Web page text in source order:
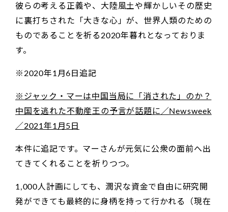
彼らの考える正義や、大陸風土や輝かしいその歴史
に裏打ちされた「大きな心」が、世界人類のための
ものであることを祈る2020年暮れとなっておりま
す。
※2020年1月6日追記
※ジャック・マーは中国当局に「消された」のか？
中国を逃れた不動産王の予言が話題に／Newsweek
／2021年1月5日
本件に追記です。マーさんが元気に公衆の面前へ出
てきてくれることを祈りつつ。
1,000人計画にしても、潤沢な資金で自由に研究開
発ができても最終的に身柄を持って行かれる（現在